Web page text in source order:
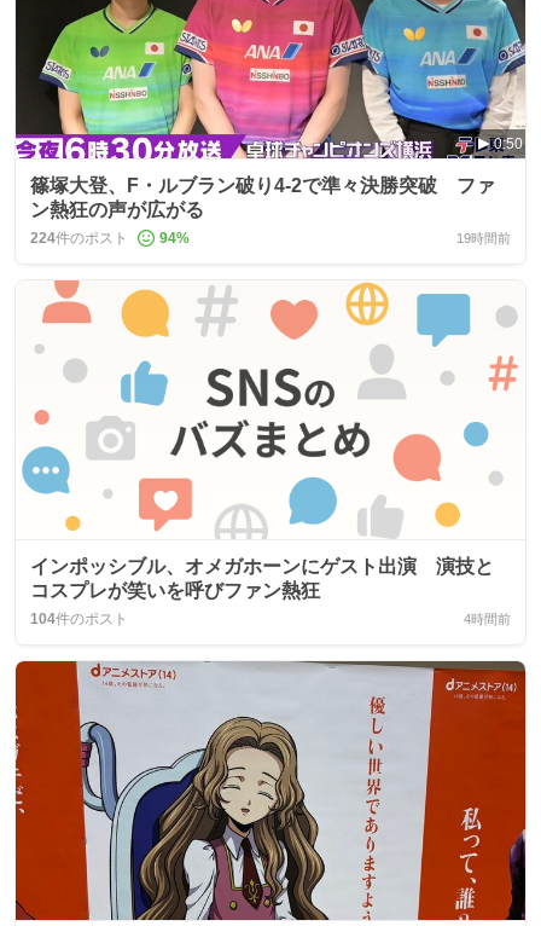
0:50
篠塚大登、F・ルブラン破り4-2で準々決勝突破 ファ
ン熱狂の声が広がる
224件のポスト 94% 19時間前
インポッシブル、オメガホーンにゲスト出演 演技と
コスプレが笑いを呼びファン熱狂
104件のポスト 4時間前